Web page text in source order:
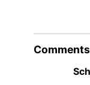
Comments